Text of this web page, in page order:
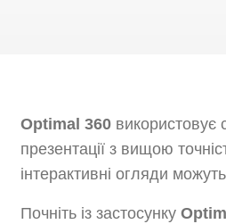
Optimal 360 використовує
презентації з вищою
інтерактивні огляди
Почніть із застосунку